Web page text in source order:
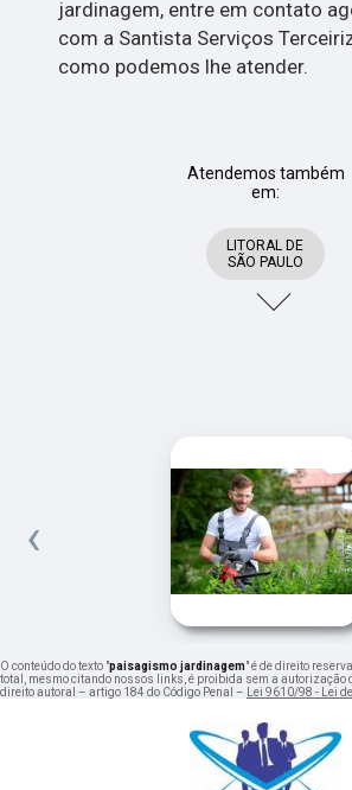
jardinagem, entre em contato
com a Santista Serviços
como podemos lhe atender.
Atendemos também
em:
LITORAL DE
SÃO PAULO
‹
O conteúdo do texto "paisagismo jardinagem" é de direito
total, mesmo citando nossos links, é proibida sem a autorização
direito autoral – artigo 184 do Código Penal –
Lei 9610/98 - Lei